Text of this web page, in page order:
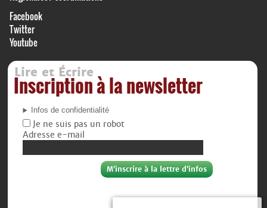
Facebook
Twitter
Youtube
Lire et Écrire
Inscription à la newsletter
Infos de confidentialité
Je ne suis pas un robot
Adresse e-mail